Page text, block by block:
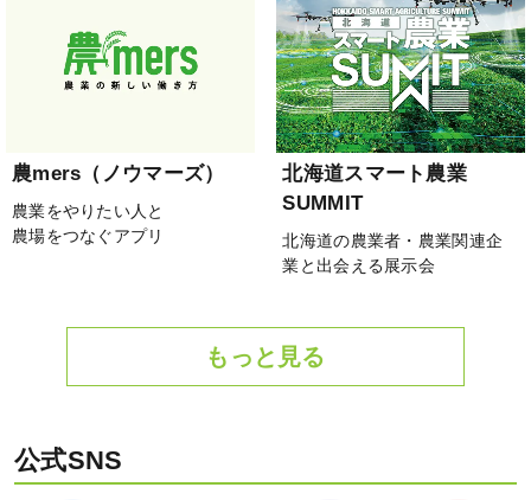
農mers（ノウマーズ）
農業をやりたい人と
農場をつなぐアプリ
北海道スマート農業
SUMMIT
北海道の農業者・農業関連企
業と出会える展示会
もっと見る
公式SNS